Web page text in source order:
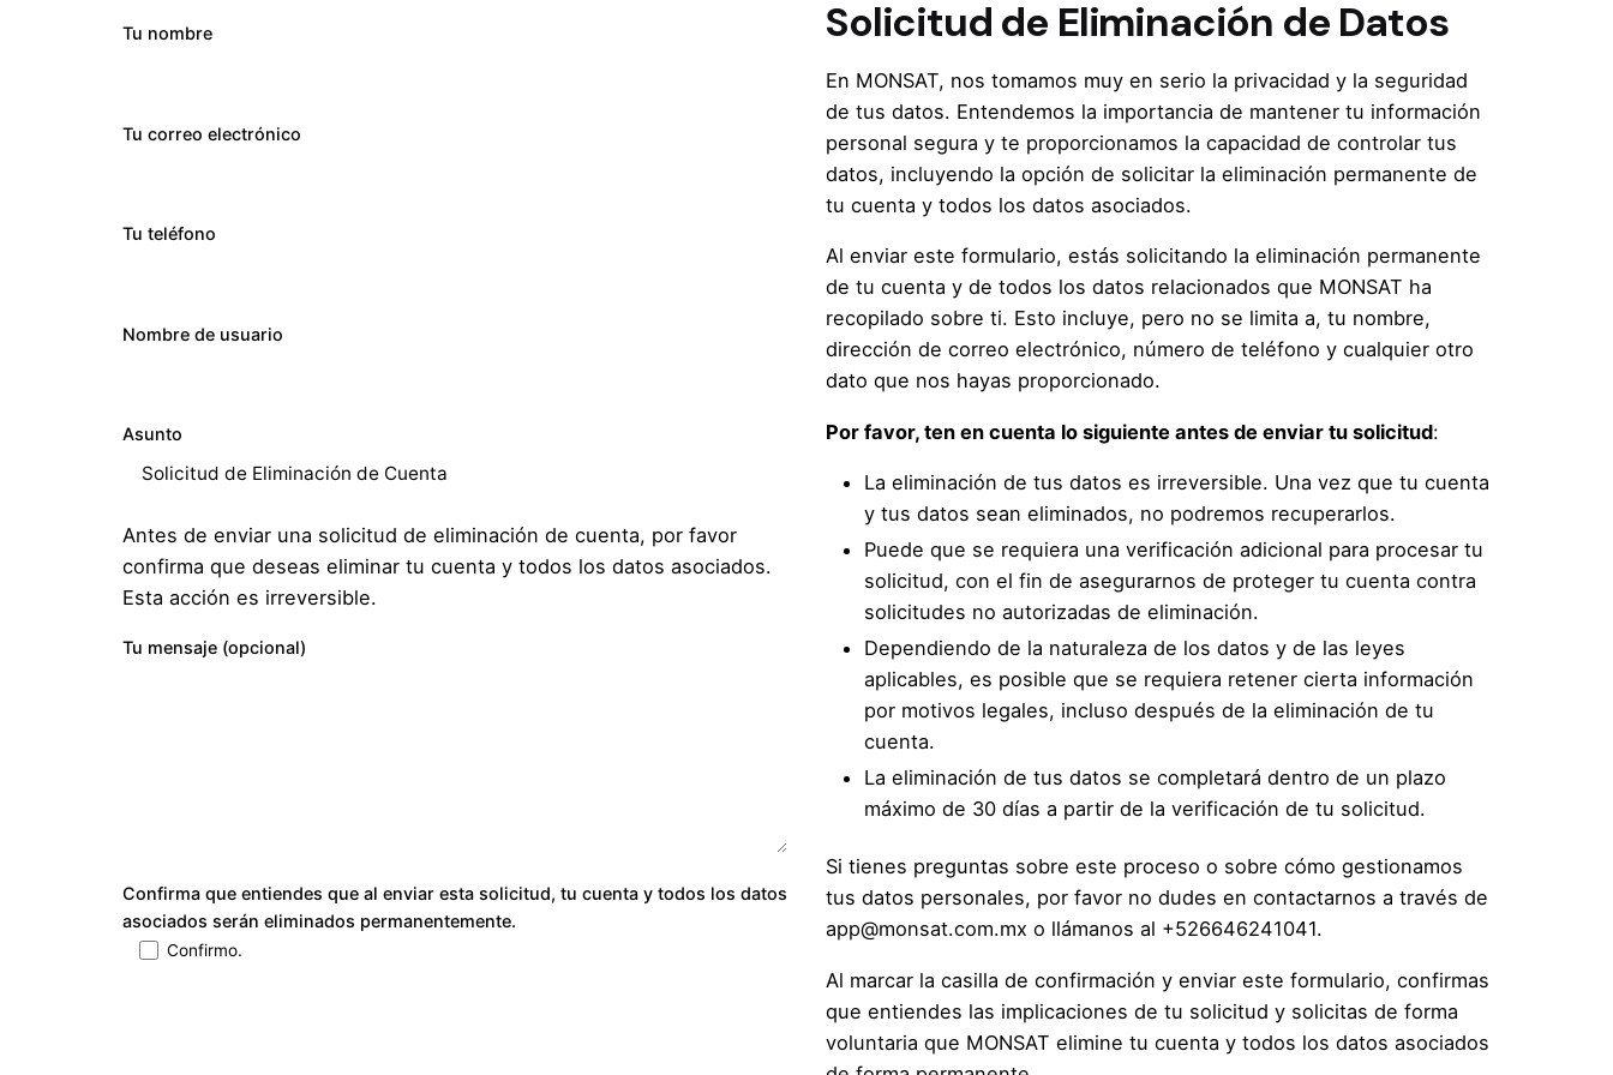
Tu nombre
Tu correo electrónico
Tu teléfono
Nombre de usuario
Asunto
Antes de enviar una solicitud de eliminación de cuenta, por favor
confirma que deseas eliminar tu cuenta y todos los datos asociados.
Esta acción es irreversible.
Tu mensaje (opcional)
Confirma que entiendes que al enviar esta solicitud, tu cuenta y todos los datos
asociados serán eliminados permanentemente.
Confirmo.
Solicitud de Eliminación de Datos
En MONSAT, nos tomamos muy en serio la privacidad y la seguridad
de tus datos. Entendemos la importancia de mantener tu información
personal segura y te proporcionamos la capacidad de controlar tus
datos, incluyendo la opción de solicitar la eliminación permanente de
tu cuenta y todos los datos asociados.
Al enviar este formulario, estás solicitando la eliminación permanente
de tu cuenta y de todos los datos relacionados que MONSAT ha
recopilado sobre ti. Esto incluye, pero no se limita a, tu nombre,
dirección de correo electrónico, número de teléfono y cualquier otro
dato que nos hayas proporcionado.
Por favor, ten en cuenta lo siguiente antes de enviar tu solicitud:
La eliminación de tus datos es irreversible. Una vez que tu cuenta
y tus datos sean eliminados, no podremos recuperarlos.
Puede que se requiera una verificación adicional para procesar tu
solicitud, con el fin de asegurarnos de proteger tu cuenta contra
solicitudes no autorizadas de eliminación.
Dependiendo de la naturaleza de los datos y de las leyes
aplicables, es posible que se requiera retener cierta información
por motivos legales, incluso después de la eliminación de tu
cuenta.
La eliminación de tus datos se completará dentro de un plazo
máximo de 30 días a partir de la verificación de tu solicitud.
Si tienes preguntas sobre este proceso o sobre cómo gestionamos
tus datos personales, por favor no dudes en contactarnos a través de
app@monsat.com.mx o llámanos al +526646241041.
Al marcar la casilla de confirmación y enviar este formulario, confirmas
que entiendes las implicaciones de tu solicitud y solicitas de forma
voluntaria que MONSAT elimine tu cuenta y todos los datos asociados